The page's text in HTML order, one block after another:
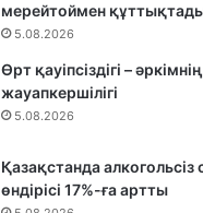
мерейтоймен
5.08.2026
Өрт қауіпсіздігі – әркімнің
жауапкершілігі
5.08.2026
Қазақстанда алкогольсіз
өндірісі 17%-ға артты